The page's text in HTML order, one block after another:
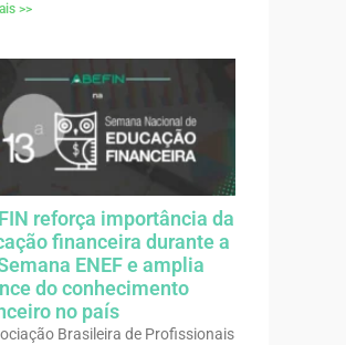
>>
reforça importância da
financeira durante a
ENEF e amplia
do conhecimento
no país
Brasileira de Profissionais